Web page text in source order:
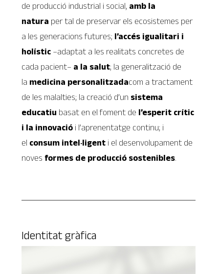
de producció industrial i social, amb la
natura per tal de preservar els ecosistemes per
a les generacions futures; l’accés igualitari i
holístic –adaptat a les realitats concretes de
cada pacient– a la salut; la generalització de
la medicina personalitzadacom a tractament
de les malalties; la creació d’un sistema
educatiu basat en el foment de l’esperit crític
i la innovació i l’aprenentatge continu; i
el consum intel·ligent i el desenvolupament de
novesformes de producció sostenibles.
Identitat gràfica